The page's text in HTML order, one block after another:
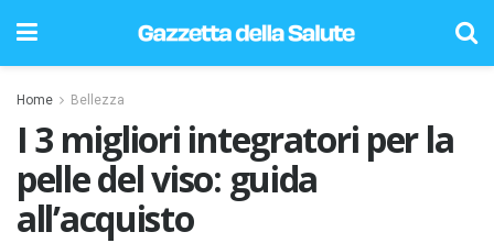
Home Bellezza
I 3 migliori integratori per la
pelle del viso: guida
all’acquisto